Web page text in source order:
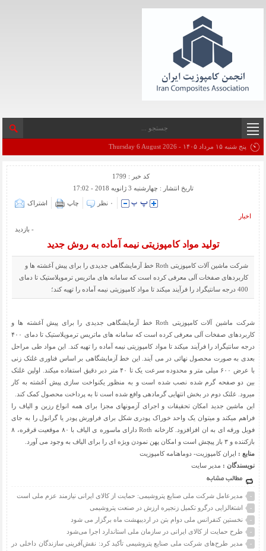
پنج شنبه ۱۵ مرداد ۱۴۰۵ - Thursday 6 August 2026
کد خبر : 1799
تاریخ انتشار : چهارشنبه 3 ژانویه 2018 - 17:02
اشتراک چاپ
۰ نظر
اخبار
- بازدید
تولید مواد کامپوزیتی نیمه آماده به روش جدید
شرکت ماشین آلات کامپوزیتی Roth خط آزمایشگاهی جدیدی را برای پیش آغشته ها و
کاربردهای صفخات آلی معرفی کرده است که سامانه های ماتریس ترموپلاستیک تا دمای
400 درجه سانتیگراد را فرآیند میکند تا مواد کامپوزیتی نیمه آماده را تهیه کند؛
شرکت ماشین آلات کامپوزیتی Roth خط آزمایشگاهی جدیدی را برای پیش آغشته ها و
کاربردهای صفخات آلی معرفی کرده است که سامانه های ماتریس ترموپلاستیک تا دمای ۴۰۰
درجه سانتیگراد را فرآیند میکند تا مواد کامپوزیتی نیمه آماده را تهیه کند. این مواد طی مراحل
بعدی به صورت محصول نهائی در می آیند. این خط آزمایشگاهی بر اساس فناوری غلتک زنی
با عرض ۶۰۰ میلی متر و محدوده سرعت یک تا ۴۰ متر دبر دقیق استفاده میکند. اولین غلتک
بین دو صفحه گرم شده نصب شده است و به منظور یکنواخت سازی پیش آغشته به کار
میرود. غلتک دوم در بخش انتهایی گرمادهی وافع شده است تا به پرداخت محصول کمک کند.
این ماشین جدید امکان تحقیقات و اجرای آزمونهای مجزا برای همه انواع رزین و الیاف را
فراهم میکند و میتوان یک واحد خوراک پودری شکل برای فراورش پودر یا گرانول را به جای
فویل ورقه ای به ان افزافزود. کارخانه Roth دارای ماسوره ی الیاف با ۸۰ موقعیت قرقره، ۸
بازکننده و ۳ باز پیچش است و امکان پهن نمودن ویژه ای را برای الیاف به وجود می آورد.
منابع : ایران کامپوزیت- دوماهنامه کامپوزیت
نویسندگان : مدیر سایت
مطالب مشابه
- مدیرعامل شرکت ملی صنایع پتروشیمی: حمایت از کالای ایرانی نیازمند عزم ملی است
- اشتغالزایی درگرو تکمیل زنجیره ارزش در صنعت پتروشیمی
- نخستین کنفرانس ملی دوام بتن در اردیبهشت ماه برگزار می شود
- طرح حمایت از کالای ایرانی در سازمان ملی استاندارد اجرا می‌شود
-
مدیر طرح‌های شرکت ملی صنایع پتروشیمی تأکید کرد: نقش‌آفرینی سازندگان داخلی در